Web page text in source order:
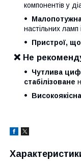
компонентів у
настільних ламп
Пристрої,
❌ Не
Чутлива
стабілізоване